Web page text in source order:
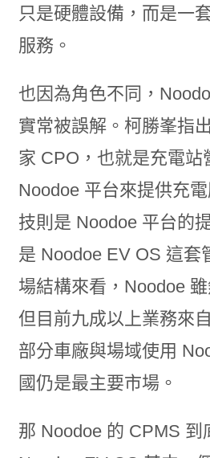
只是硬體設備，而是一
服務。
也因為角色不同，
實常被誤解。柯勝峯指
家 CPO，也就是充電站
Noodoe 平台來提供充
技則是 Noodoe 平台的
是 Noodoe EV OS 這套
場結構來看，Noodoe
但目前九成以上業務來
部分車廠與場域使用
國仍是最主要市場。
那 Noodoe 的 CPMS 到